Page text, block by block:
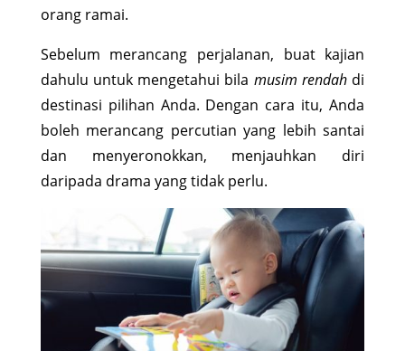
orang ramai.
Sebelum merancang perjalanan, buat kajian
dahulu untuk mengetahui bila musim rendahdi
destinasi pilihan Anda. Dengan cara itu, Anda
boleh merancang percutian yang lebih santai
dan menyeronokkan, menjauhkan diri
daripada drama yang tidak perlu.